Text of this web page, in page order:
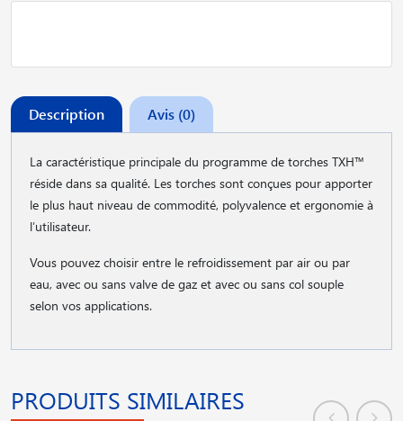
Description Avis (0)
La caractéristique principale du programme de torches TXH™
réside dans sa qualité. Les torches sont conçues pour apporter
le plus haut niveau de commodité, polyvalence et ergonomie à
l′utilisateur.
Vous pouvez choisir entre le refroidissement par air ou par
eau, avec ou sans valve de gaz et avec ou sans col souple
selon vos applications.
PRODUITS SIMILAIRES